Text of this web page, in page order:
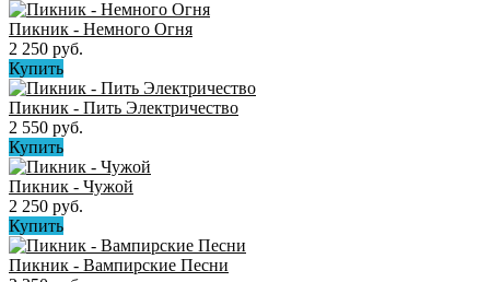
Пикник - Немного Огня
2 250 руб.
Купить
Пикник - Пить Электричество
2 550 руб.
Купить
Пикник - Чужой
2 250 руб.
Купить
Пикник - Вампирские Песни